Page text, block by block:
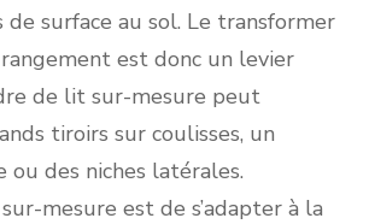
surface au sol. Le transformer
est donc un levier
de lit sur-mesure peut
tiroirs sur coulisses, un
ou des niches latérales.
mesure est de s’adapter à la